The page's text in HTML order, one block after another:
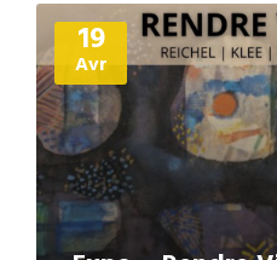
19
Avr
Plus
d'informations